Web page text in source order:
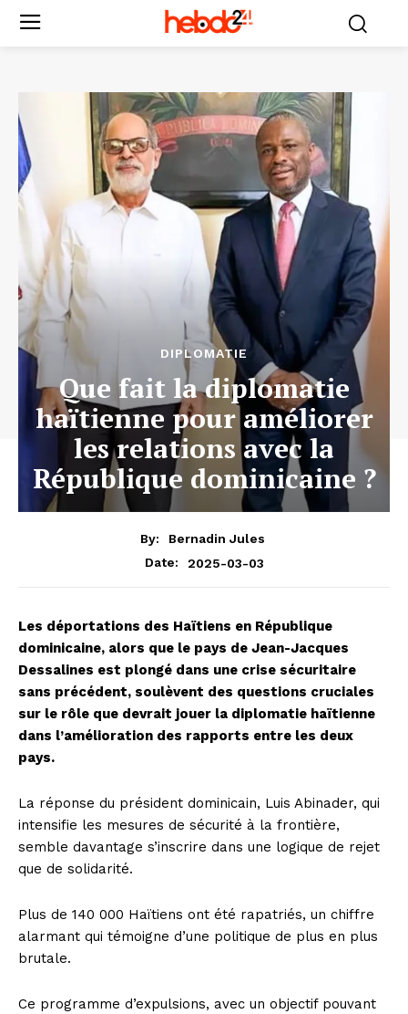
DIPLOMATIE
Que fait la diplomatie
haïtienne pour améliorer
les relations avec la
République dominicaine ?
By:
Bernadin Jules
Date:
2025-03-03
Les déportations des Haïtiens en République
dominicaine, alors que le pays de Jean-Jacques
Dessalines est plongé dans une crise sécuritaire
sans précédent, soulèvent des questions cruciales
sur le rôle que devrait jouer la diplomatie haïtienne
dans l’amélioration des rapports entre les deux
pays.
La réponse du président dominicain, Luis Abinader, qui
intensifie les mesures de sécurité à la frontière,
semble davantage s’inscrire dans une logique de rejet
que de solidarité.
Plus de 140 000 Haïtiens ont été rapatriés, un chiffre
alarmant qui témoigne d’une politique de plus en plus
brutale.
Ce programme d’expulsions, avec un objectif pouvant